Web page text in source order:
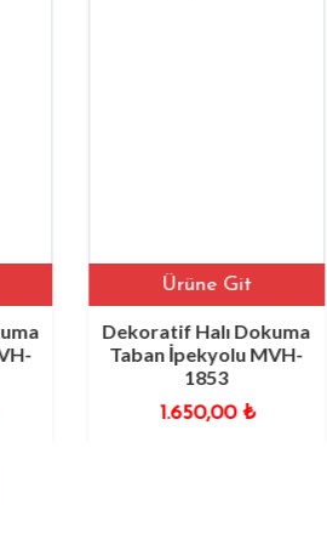
Ürüne Git
Dekoratif Halı Dokuma
Taban İpekyolu MVH-
1.650,00₺